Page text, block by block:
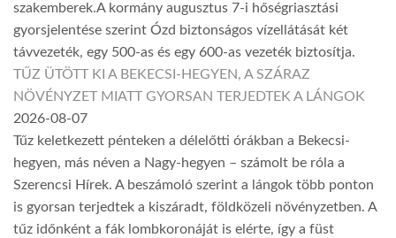
szakemberek.A kormány augusztus 7-i hőségriasztási
gyorsjelentése szerint Ózd biztonságos vízellátását két
távvezeték, egy 500-as és egy 600-as vezeték biztosítja.
TŰZ ÜTÖTT KI A BEKECSI-HEGYEN, A SZÁRAZ
NÖVÉNYZET MIATT GYORSAN TERJEDTEK A LÁNGOK
2026-08-07
Tűz keletkezett pénteken a délelőtti órákban a Bekecsi-
hegyen, más néven a Nagy-hegyen – számolt be róla a
Szerencsi Hírek. A beszámoló szerint a lángok több ponton
is gyorsan terjedtek a kiszáradt, földközeli növényzetben. A
tűz időnként a fák lombkoronáját is elérte, így a füst